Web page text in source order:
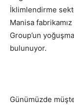
İklimlendirme
Manisa
Group’un
bulunuyor.
Günümüzde